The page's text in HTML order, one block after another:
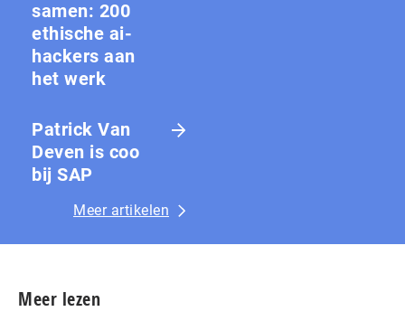
samen: 200
ethische ai-
hackers aan
het werk
Patrick Van
Deven is coo
bij SAP
Meer artikelen
Meer lezen